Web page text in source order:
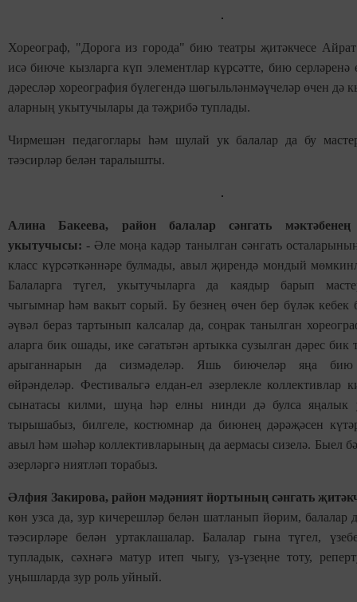
Хореограф, "Дорога из города" бию театры җитәкчесе Айрат
исә биюче кызларга күп элементлар күрсәтте, бию серләренә
дәресләр хореография бүлегендә шөгыльләнмәүчеләр өчен дә
аларның укытучылары да тәҗрибә туплады.
Чирмешән педагоглары һәм шулай ук балалар да бу
тәэсирләр белән таралышты.
Алина Бакеева, район балалар сәнгать мәктәбенең
укытучысы: - Әле моңа кадәр танылган сәнгать
класс күрсәткәннәре булмады, авыл җирендә мондый
Балаларга түгел, укытучыларга да каядыр барып
чыгымнар һәм вакыт сорый. Бу безнең өчен бер бүләк кебек
әүвәл бераз тартынып калсалар да, соңрак танылган
аларга бик ошады, ике сәгатьтән артыкка сузылган дәрес бик
арыганнарын да сизмәделәр. Яшь биючеләр яңа бию
өйрәнделәр. Фестивальгә елдан-ел әзерлекле коллективлар
сынатасы килми, шуңа һәр елны нинди дә булса яңалык
тырышабыз, билгеле, костюмнар да биюнең дәрәҗәсен
авыл һәм шәһәр коллективларының да аермасы сизелә. Быел
әзерләргә ниятләп торабыз.
Әлфия Закирова, район мәдәният йортының сәнгать
көн узса да, зур кичерешләр белән шатланып йөрим, балалар
тәэсирләре белән уртаклашалар. Балалар гына түгел,
тупладык, сәхнәгә матур итеп чыгу, үз-үзеңне тоту,
уңышларда зур роль уйный.